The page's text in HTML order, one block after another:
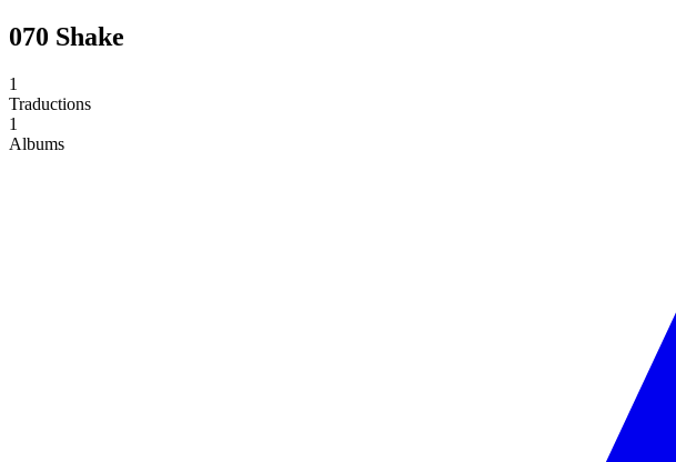
070 Shake
1
Traductions
1
Albums